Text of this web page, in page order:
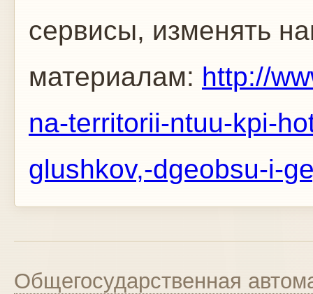
сервисы, изменять
материалам: http://
na-territorii-ntuu-kpi-
glushkov,-dgeobsu-i-
Общегосударственная